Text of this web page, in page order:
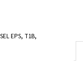
EPS, T1B,